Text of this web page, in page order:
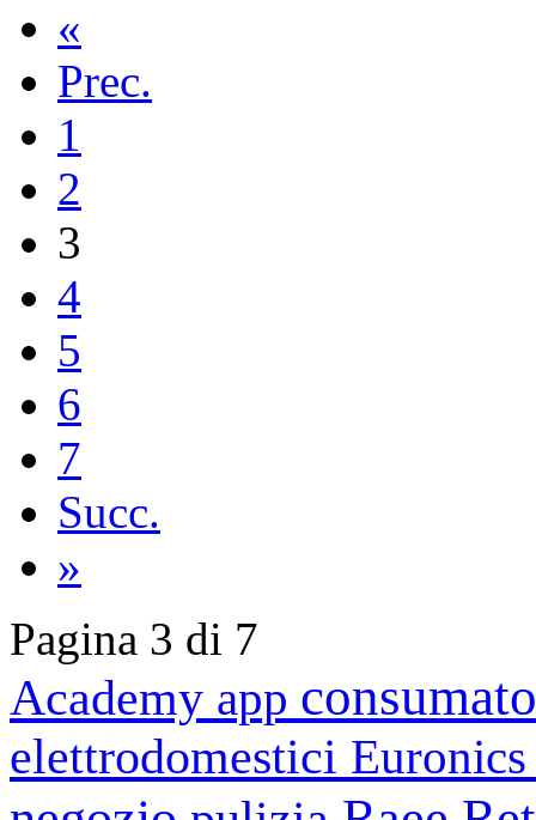
«
Prec.
1
2
3
4
5
6
7
Succ.
»
Pagina 3 di 7
Academy app
elettrodomestici